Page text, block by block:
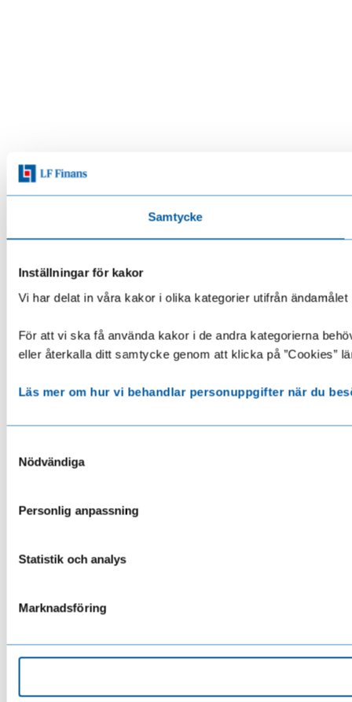
Samtycke
Inställningar för kakor
Vi har delat in våra kakor i olika kategorier utifrån
För att vi ska få använda kakor i de andra kategorierna
eller återkalla ditt samtycke genom att klicka på ”Cookies”
Läs mer om hur vi behandlar personuppgifter när du
Nödvändiga
Personlig anpassning
Statistik och analys
Marknadsföring